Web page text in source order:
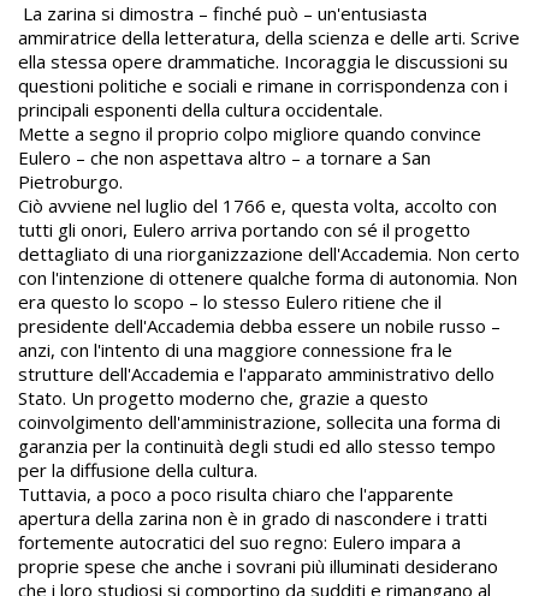
La zarina si dimostra – finché può – un'entusiasta
ammiratrice della letteratura, della scienza e delle arti. Scrive
ella stessa opere drammatiche. Incoraggia le discussioni su
questioni politiche e sociali e rimane in corrispondenza con i
principali esponenti della cultura occidentale.
Mette a segno il proprio colpo migliore quando convince
Eulero – che non aspettava altro – a tornare a San
Pietroburgo.
Ciò avviene nel luglio del 1766 e, questa volta, accolto con
tutti gli onori, Eulero arriva portando con sé il progetto
dettagliato di una riorganizzazione dell'Accademia. Non certo
con l'intenzione di ottenere qualche forma di autonomia. Non
era questo lo scopo – lo stesso Eulero ritiene che il
presidente dell'Accademia debba essere un nobile russo –
anzi, con l'intento di una maggiore connessione fra le
strutture dell'Accademia e l'apparato amministrativo dello
Stato. Un progetto moderno che, grazie a questo
coinvolgimento dell'amministrazione, sollecita una forma di
garanzia per la continuità degli studi ed allo stesso tempo
per la diffusione della cultura.
Tuttavia, a poco a poco risulta chiaro che l'apparente
apertura della zarina non è in grado di nascondere i tratti
fortemente autocratici del suo regno: Eulero impara a
proprie spese che anche i sovrani più illuminati desiderano
che i loro studiosi si comportino da sudditi e rimangano al